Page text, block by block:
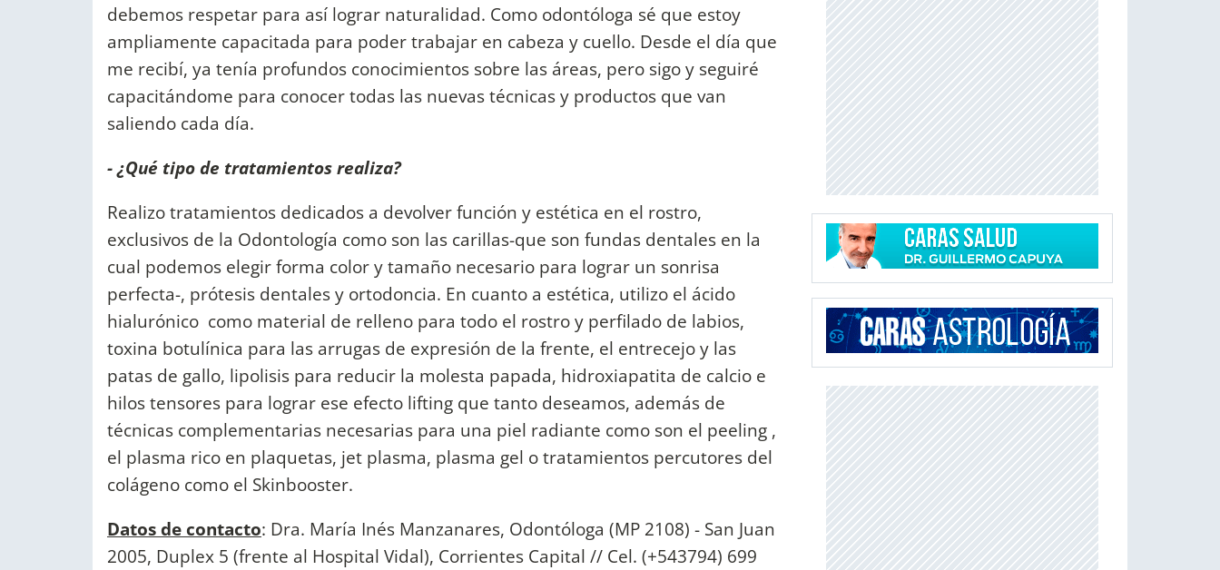
debemos respetar para así lograr naturalidad. Como odontóloga sé que estoy
ampliamente capacitada para poder trabajar en cabeza y cuello. Desde el día que
me recibí, ya tenía profundos conocimientos sobre las áreas, pero sigo y seguiré
capacitándome para conocer todas las nuevas técnicas y productos que van
saliendo cada día.
- ¿Qué tipo de tratamientos realiza?
Realizo tratamientos dedicados a devolver función y estética en el rostro,
exclusivos de la Odontología como son las carillas-que son fundas dentales en la
cual podemos elegir forma color y tamaño necesario para lograr un sonrisa
perfecta-, prótesis dentales y ortodoncia. En cuanto a estética, utilizo el ácido
hialurónico como material de relleno para todo el rostro y perfilado de labios,
toxina botulínica para las arrugas de expresión de la frente, el entrecejo y las
patas de gallo, lipolisis para reducir la molesta papada, hidroxiapatita de calcio e
hilos tensores para lograr ese efecto lifting que tanto deseamos, además de
técnicas complementarias necesarias para una piel radiante como son el peeling ,
el plasma rico en plaquetas, jet plasma, plasma gel o tratamientos percutores del
colágeno como el Skinbooster.
Datos de contacto: Dra. María Inés Manzanares, Odontóloga (MP 2108) - San Juan
2005, Duplex 5 (frente al Hospital Vidal), Corrientes Capital // Cel. (+543794) 699